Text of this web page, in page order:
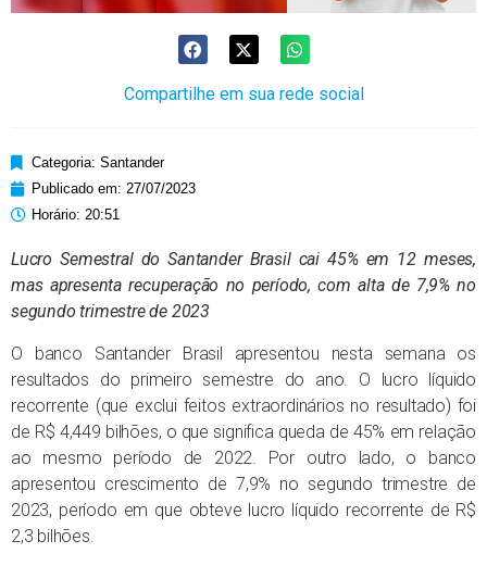
Compartilhe em sua rede social
Categoria: Santander
Publicado em: 27/07/2023
Horário: 20:51
Lucro Semestral do Santander Brasil cai 45% em 12 meses,
mas apresenta recuperação no período, com alta de 7,9% no
segundo trimestre de 2023
O banco Santander Brasil apresentou nesta semana os
resultados do primeiro semestre do ano. O lucro líquido
recorrente (que exclui feitos extraordinários no resultado) foi
de R$ 4,449 bilhões, o que significa queda de 45% em relação
ao mesmo período de 2022. Por outro lado, o banco
apresentou crescimento de 7,9% no segundo trimestre de
2023, período em que obteve lucro líquido recorrente de R$
2,3 bilhões.